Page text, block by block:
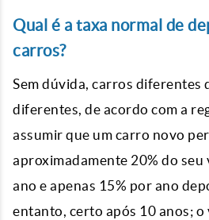
Qual é a taxa normal de
carros?
Sem dúvida, carros diferentes
diferentes, de acordo com a
assumir que um carro novo
aproximadamente 20% do
ano e apenas 15% por ano
entanto, certo após 10 anos; o